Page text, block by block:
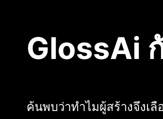
GlossAi
ค้นพบว่าทำไมผู้สร้างจึงเ